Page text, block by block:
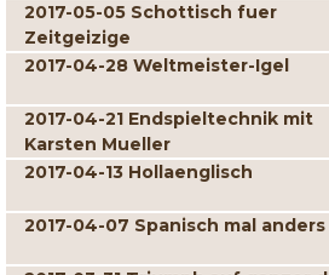
2017-05-05 Schottisch fuer
Zeitgeizige
2017-04-28 Weltmeister-Igel
2017-04-21 Endspieltechnik mit
Karsten Mueller
2017-04-13 Hollaenglisch
2017-04-07 Spanisch mal anders